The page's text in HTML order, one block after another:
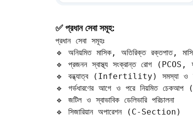
✅ প্রধান সেবা সমূহ:
প্রধান সেবা সমূহঃ
🔹 অনিয়মিত মাসিক, অতিরিক্ত রক্তপাত,
🔹 প্রজনন স্বাস্থ্য সংক্রান্ত রোগ (PCOS,
🔹 বন্ধ্যাত্ব (Infertility) সমস্যা ও
🔹 গর্ভধারণের আগে ও পরে নিয়মিত
🔹 জটিল ও স্বাভাবিক ডেলিভারি পরিচালনা
🔹 সিজারিয়ান অপারেশন (C-Section)